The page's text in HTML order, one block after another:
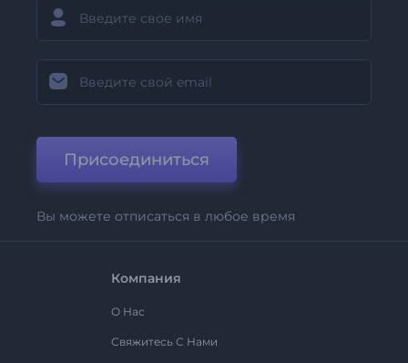
Присоединиться
Вы можете отписаться в любое время
Компания
О Нас
Свяжитесь С Нами